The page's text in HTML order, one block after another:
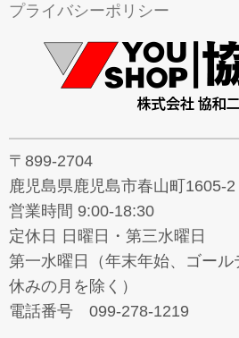
プライバシーポリシー
〒899-2704
鹿児島県鹿児島市春山町1605-2
営業時間 9:00-18:30
定休日 日曜日・第三水曜日
第一水曜日（年末年始、ゴー
休みの月を除く）
電話番号 099-278-1219